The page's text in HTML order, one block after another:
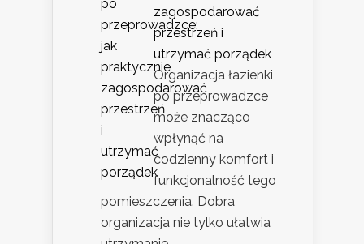
zagospodarować
przestrzeń i
utrzymać porządek
Organizacja łazienki
po przeprowadzce
może znacząco
wpłynąć na
codzienny komfort i
funkcjonalność tego
pomieszczenia. Dobra
organizacja nie tylko ułatwia